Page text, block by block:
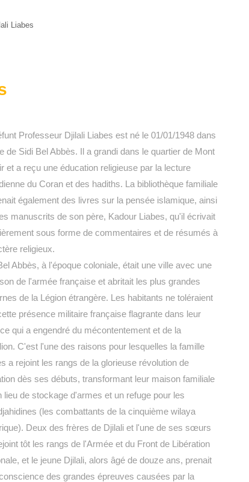
Liabes
Professeur Djilali Liabes est né le 01/01/1948 dans
de Sidi Bel Abbès. Il a grandi dans le quartier de Mont
et a reçu une éducation religieuse par la lecture
du Coran et des hadiths. La bibliothèque familiale
également des livres sur la pensée islamique, ainsi
manuscrits de son père, Kadour Liabes, qu'il écrivait
sous forme de commentaires et de résumés à
religieux.
Abbès, à l'époque coloniale, était une ville avec une
de l'armée française et abritait les plus grandes
de la Légion étrangère. Les habitants ne toléraient
présence militaire française flagrante dans leur
qui a engendré du mécontentement et de la
C'est l'une des raisons pour lesquelles la famille
a rejoint les rangs de la glorieuse révolution de
dès ses débuts, transformant leur maison familiale
lieu de stockage d'armes et un refuge pour les
(les combattants de la cinquième wilaya
Deux des frères de Djilali et l'une de ses sœurs
tôt les rangs de l'Armée et du Front de Libération
et le jeune Djilali, alors âgé de douze ans, prenait
des grandes épreuves causées par la